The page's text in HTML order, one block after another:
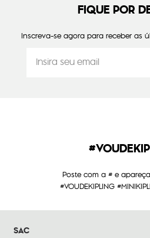
FIQUE POR
Inscreva-se agora para receber as
Poste com a # e
#VOUDEKIPLING
SAC